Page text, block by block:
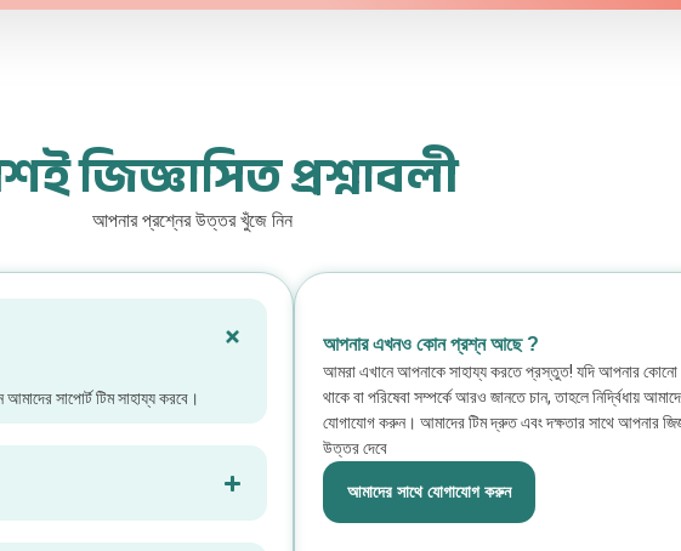
জিজ্ঞাসিত প্রশ্নাবলী
আপনার প্রশ্নের উত্তর খুঁজে নিন
সাপোর্ট টিম সাহায্য করবে।
আপনার এখনও কোন প্রশ্ন আছে ?
আমরা এখানে আপনাকে সাহায্য করতে প্রস্তুত! যদি আপনার
থাকে বা পরিষেবা সম্পর্কে আরও জানতে চান, তাহলে নির্দ্বিধায়
যোগাযোগ করুন। আমাদের টিম দ্রুত এবং দক্ষতার সাথে আপনার
উত্তর দেবে
আমাদের সাথে যোগাযোগ করুন